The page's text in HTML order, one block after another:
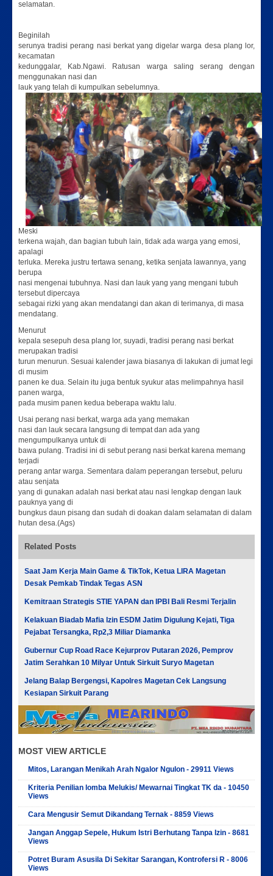
selamatan.
Beginilah
serunya tradisi perang nasi berkat yang digelar warga desa plang lor,
kecamatan
kedunggalar, Kab.Ngawi. Ratusan warga saling serang dengan
menggunakan nasi dan
lauk yang telah di kumpulkan sebelumnya.
Meski
terkena wajah, dan bagian tubuh lain, tidak ada warga yang emosi,
apalagi
terluka. Mereka justru tertawa senang, ketika senjata lawannya, yang
berupa
nasi mengenai tubuhnya. Nasi dan lauk yang yang mengani tubuh
tersebut dipercaya
sebagai rizki yang akan mendatangi dan akan di terimanya, di masa
mendatang.
Menurut
kepala sesepuh desa plang lor, suyadi, tradisi perang nasi berkat
merupakan tradisi
turun menurun. Sesuai kalender jawa biasanya di lakukan di jumat legi
di musim
panen ke dua. Selain itu juga bentuk syukur atas melimpahnya hasil
panen warga,
pada musim panen kedua beberapa waktu lalu.
Usai perang nasi berkat, warga ada yang memakan
nasi dan lauk secara langsung di tempat dan ada yang
mengumpulkanya untuk di
bawa pulang. Tradisi ini di sebut perang nasi berkat karena memang
terjadi
perang antar warga. Sementara dalam peperangan tersebut, peluru
atau senjata
yang di gunakan adalah nasi berkat atau nasi lengkap dengan lauk
pauknya yang di
bungkus daun pisang dan sudah di doakan dalam selamatan di dalam
hutan desa.(Ags)
Related Posts
Saat Jam Kerja Main Game & TikTok, Ketua LIRA Magetan
Desak Pemkab Tindak Tegas ASN
Kemitraan Strategis STIE YAPAN dan IPBI Bali Resmi Terjalin
Kelakuan Biadab Mafia Izin ESDM Jatim Digulung Kejati, Tiga
Pejabat Tersangka, Rp2,3 Miliar Diamanka
Gubernur Cup Road Race Kejurprov Putaran 2026, Pemprov
Jatim Serahkan 10 Milyar Untuk Sirkuit Suryo Magetan
Jelang Balap Bergengsi, Kapolres Magetan Cek Langsung
Kesiapan Sirkuit Parang
MOST VIEW ARTICLE
Mitos, Larangan Menikah Arah Ngalor Ngulon - 29911 Views
Kriteria Penilian lomba Melukis/ Mewarnai Tingkat TK da - 10450
Views
Cara Mengusir Semut Dikandang Ternak - 8859 Views
Jangan Anggap Sepele, Hukum Istri Berhutang Tanpa Izin - 8681
Views
Potret Buram Asusila Di Sekitar Sarangan, Kontrofersi R - 8006
Views